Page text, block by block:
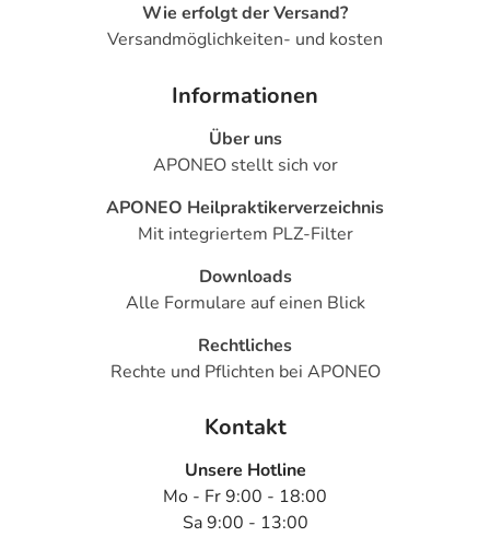
Wie erfolgt der Versand?
Versandmöglichkeiten- und kosten
Informationen
Über uns
APONEO stellt sich vor
APONEO Heilpraktikerverzeichnis
Mit integriertem PLZ-Filter
Downloads
Alle Formulare auf einen Blick
Rechtliches
Rechte und Pflichten bei APONEO
Kontakt
Unsere Hotline
Mo - Fr 9:00 - 18:00
Sa 9:00 - 13:00